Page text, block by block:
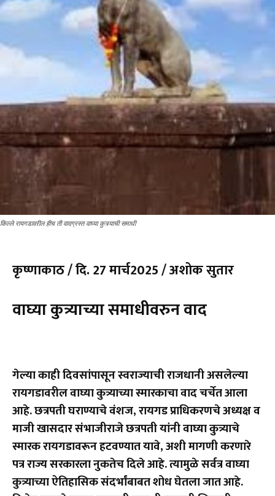
किल्ले रायगडावरील हीच ती वादग्रस्त वाघ्या कुत्र्याची समाधी
कृष्णाकाठ / दि. 27 मार्च2025 / अशोक सुतार
वाघ्या कुत्र्याच्या समाधीवरुन वाद
गेल्या काही दिवसांपासून स्वराज्याची राजधानी असलेल्या
रायगडावरील वाघ्या कुत्र्याच्या स्मारकाचा वाद चर्चेत आला
आहे. छत्रपती घराण्याचे वंशज, रायगड प्राधिकरणचे अध्यक्ष व
माजी खासदार संभाजीराजे छत्रपती यांनी वाघ्या कुत्र्याचे
स्मारक रायगडावरून हटवण्यात यावे, अशी मागणी करणारे
पत्र राज्य सरकारला नुकतेच दिले आहे. त्यामुळे सर्वत्र वाघ्या
कुत्र्याच्या ऐतिहासिक संदर्भांबाबत शोध घेतला जात आहे.